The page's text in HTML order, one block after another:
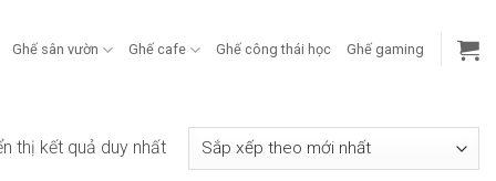
Ghế sân vườn Ghế cafe Ghế công thái học Ghế gaming
thị kết quả duy nhất